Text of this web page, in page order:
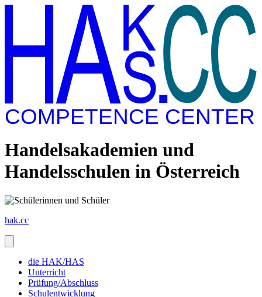
COMPETENCE CENTER
Handelsakademien und
Handelsschulen in Österreich
hak.cc
die HAK/HAS
Unterricht
Prüfung/Abschluss
Schulentwicklung